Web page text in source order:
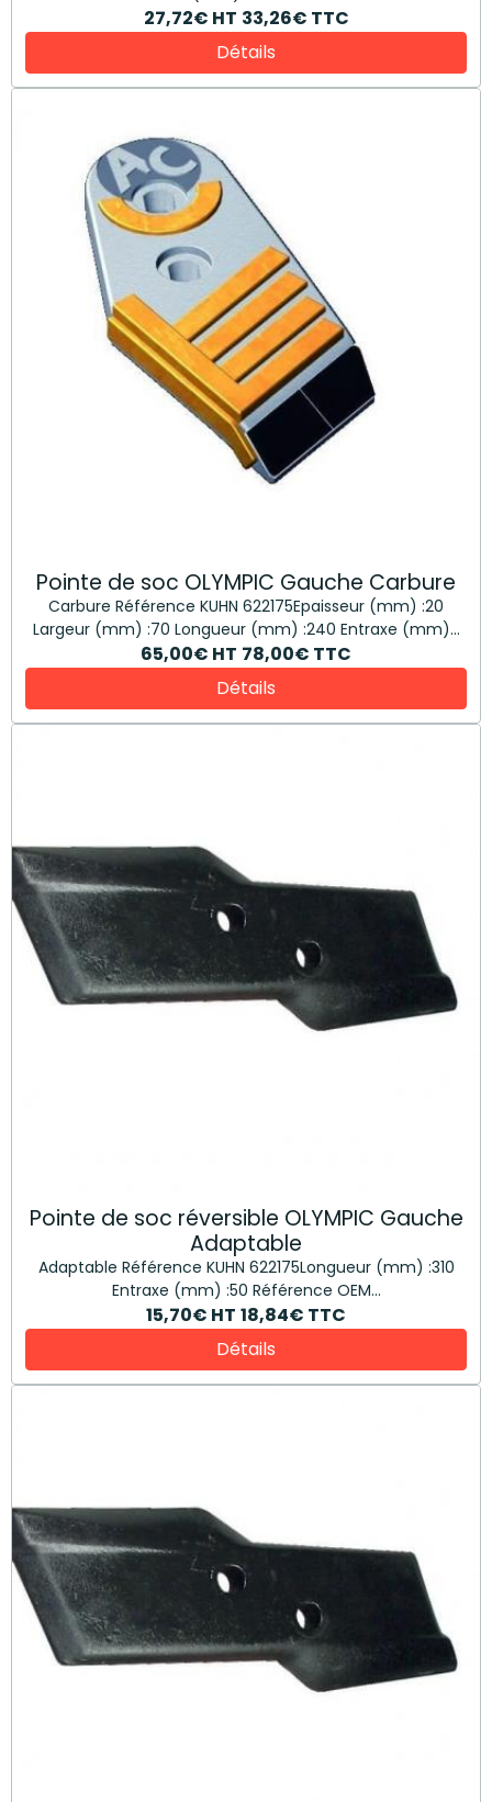
27,72€ HT 33,26€ TTC
Détails
Pointe de soc OLYMPIC Gauche Carbure
Carbure Référence KUHN 622175Epaisseur (mm) :20
Largeur (mm) :70 Longueur (mm) :240 Entraxe (mm)...
65,00€ HT 78,00€ TTC
Détails
Pointe de soc réversible OLYMPIC Gauche
Adaptable
Adaptable Référence KUHN 622175Longueur (mm) :310
Entraxe (mm) :50 Référence OEM...
15,70€ HT 18,84€ TTC
Détails